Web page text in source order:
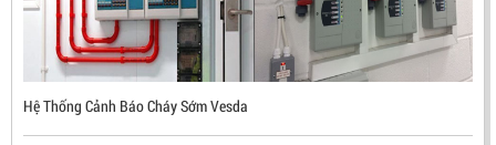
ĐẦU BÁO LỬA CHỐNG NỔ UV/IR- UX300 –
MEKASENTRON KOREA
LIÊN HỆ
Mã sản phẩm: UX300
Hệ Thống Cảnh Báo Cháy Sớm Vesda